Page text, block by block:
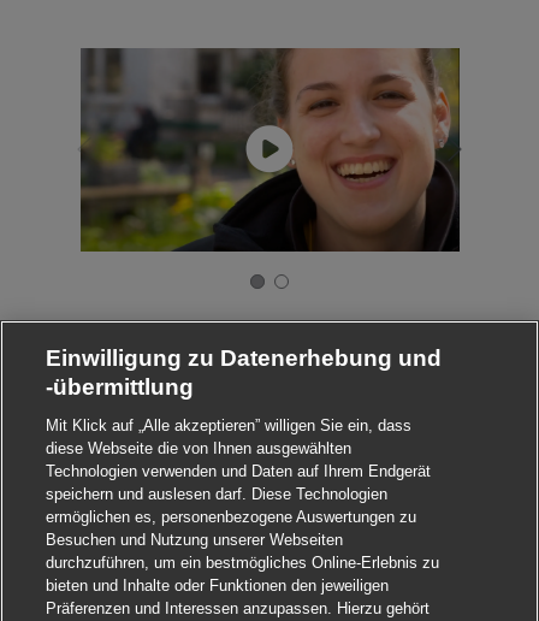
Einwilligung zu Datenerhebung und
-übermittlung
Mit Klick auf „Alle akzeptieren” willigen Sie ein, dass
diese Webseite die von Ihnen ausgewählten
Technologien verwenden und Daten auf Ihrem Endgerät
speichern und auslesen darf. Diese Technologien
ermöglichen es, personenbezogene Auswertungen zu
Besuchen und Nutzung unserer Webseiten
durchzuführen, um ein bestmögliches Online-Erlebnis zu
bieten und Inhalte oder Funktionen den jeweiligen
Präferenzen und Interessen anzupassen. Hierzu gehört